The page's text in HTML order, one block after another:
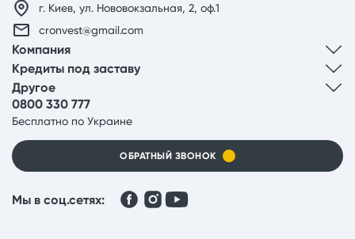
г. Киев, ул. Нововокзальная, 2, оф.1
cronvest@gmail.com
Компания
Кредиты под заставу
Другое
0800 330 777
Бесплатно по Украине
ОБРАТНЫЙ ЗВОНОК
Мы в соц.сетях: